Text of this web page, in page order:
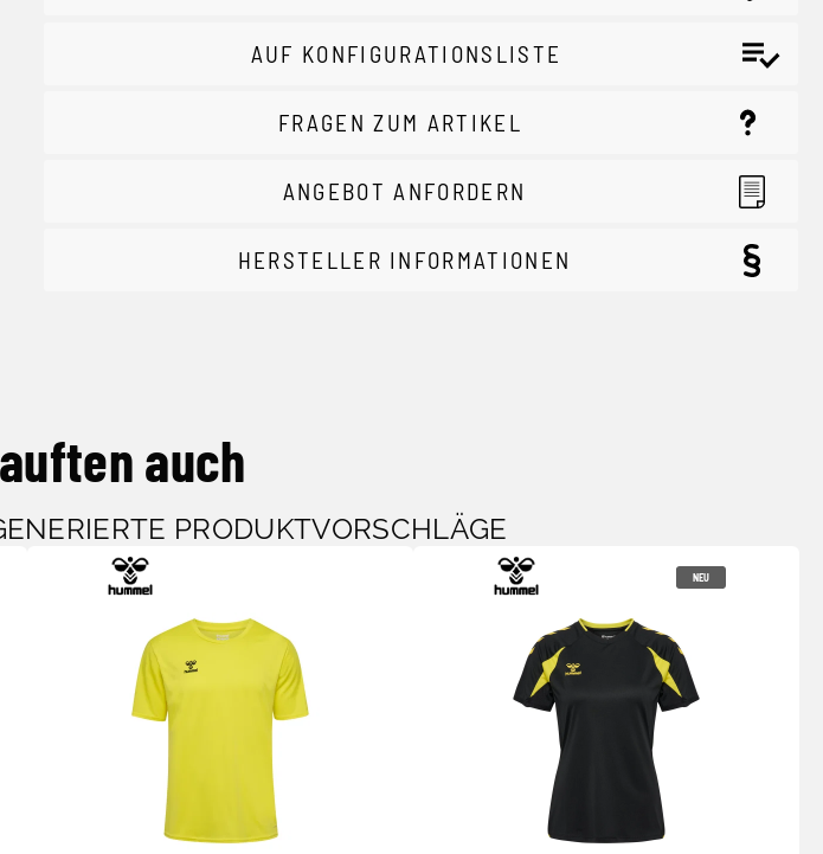
AUF KONFIGURATIONSLISTE
FRAGEN ZUM ARTIKEL
ANGEBOT ANFORDERN
HERSTELLER INFORMATIONEN
auch
PRODUKTVORSCHLÄGE
NEU